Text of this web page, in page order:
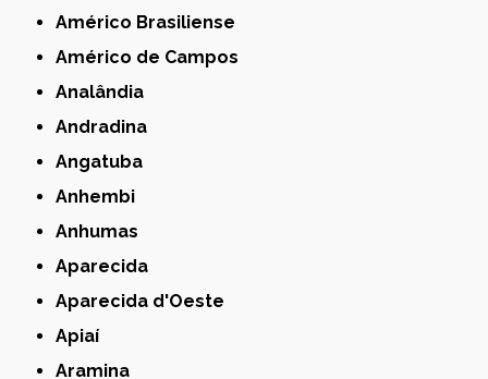
Américo Brasiliense
Américo de Campos
Analândia
Andradina
Angatuba
Anhembi
Anhumas
Aparecida
Aparecida d'Oeste
Apiaí
Aramina